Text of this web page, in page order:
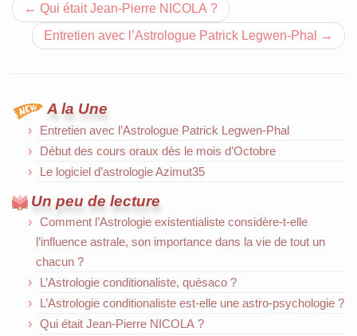
← Qui était Jean-Pierre NICOLA ?
Entretien avec l’Astrologue Patrick Legwen-Phal
→
A la Une
Entretien avec l’Astrologue Patrick Legwen-Phal
Début des cours oraux dès le mois d’Octobre
Le logiciel d’astrologie Azimut35
Un peu de lecture
Comment l’Astrologie existentialiste considère-t-elle
l’influence astrale, son importance dans la vie de tout un
chacun ?
L’Astrologie conditionaliste, quésaco ?
L’Astrologie conditionaliste est-elle une astro-psychologie ?
Qui était Jean-Pierre NICOLA ?